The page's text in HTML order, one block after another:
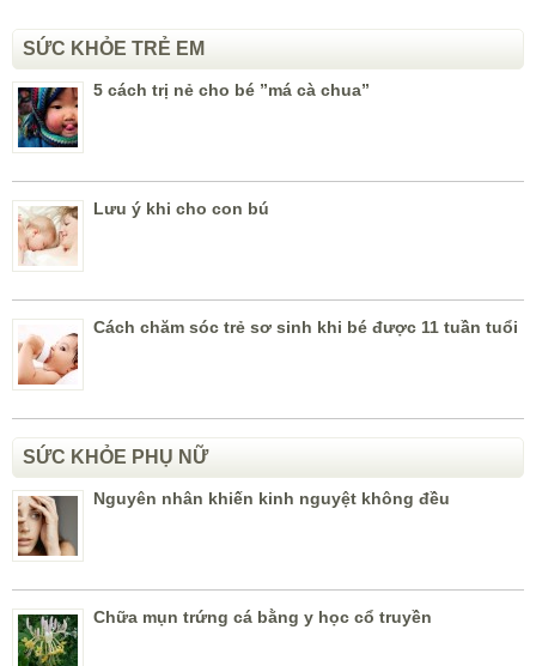
SỨC KHỎE TRẺ EM
5 cách trị nẻ cho bé ”má cà chua”
Lưu ý khi cho con bú
Cách chăm sóc trẻ sơ sinh khi bé được 11 tuần tuổi
SỨC KHỎE PHỤ NỮ
Nguyên nhân khiến kinh nguyệt không đều
Chữa mụn trứng cá bằng y học cổ truyền